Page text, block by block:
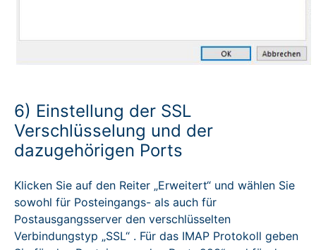
6) Einstellung der SSL
Verschlüsselung und der
dazugehörigen Ports
Klicken Sie auf den Reiter „Erweitert“ und wählen Sie
sowohl für Posteingangs- als auch für
Postausgangsserver den verschlüsselten
Verbindungstyp „SSL“ . Für das IMAP Protokoll geben